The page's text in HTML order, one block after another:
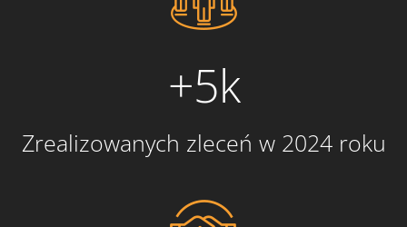
+5k
Zrealizowanych zleceń w 2024 roku